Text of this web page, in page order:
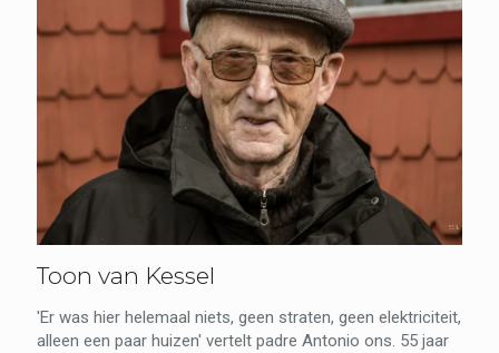
Toon van Kessel
'Er was hier helemaal niets, geen straten, geen elektriciteit,
alleen een paar huizen' vertelt padre Antonio ons. 55 jaar